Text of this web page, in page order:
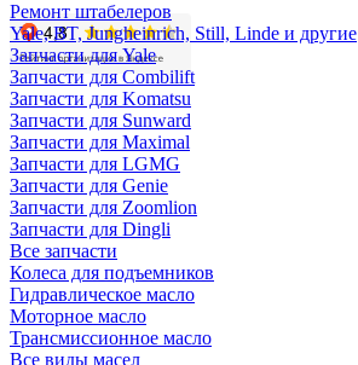
Ремонт штабелеров
Yale, BT, Jungheinrich, Still, Linde и другие
Запчасти для Yale
Запчасти для Combilift
Запчасти для Komatsu
Запчасти для Sunward
Запчасти для Maximal
Запчасти для LGMG
Запчасти для Genie
Запчасти для Zoomlion
Запчасти для Dingli
Все запчасти
Колеса для подъемников
Гидравлическое масло
Моторное масло
Трансмиссионное масло
Все виды масел